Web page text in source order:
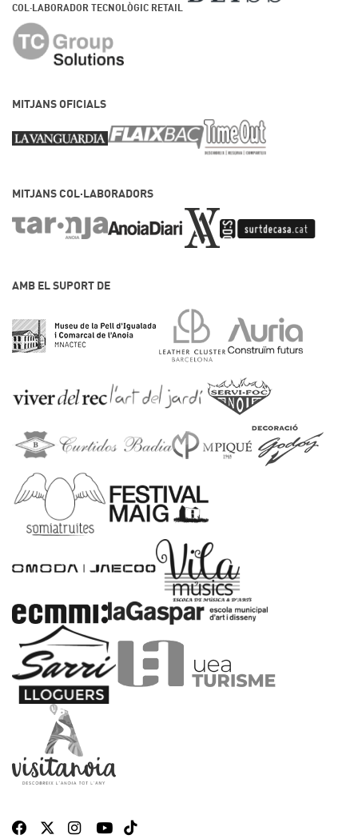
COL·LABORADOR TECNOLÒGIC RETAIL
MITJANS OFICIALS
MITJANS COL·LABORADORS
AMB EL SUPORT DE